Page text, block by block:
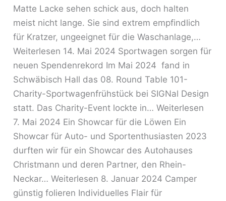
Matte Lacke sehen schick aus, doch halten
meist nicht lange. Sie sind extrem empfindlich
für Kratzer, ungeeignet für die Waschanlage,…
Weiterlesen 14. Mai 2024 Sportwagen sorgen für
neuen Spendenrekord Im Mai 2024 fand in
Schwäbisch Hall das 08. Round Table 101-
Charity-Sportwagenfrühstück bei SIGNal Design
statt. Das Charity-Event lockte in… Weiterlesen
7. Mai 2024 Ein Showcar für die Löwen Ein
Showcar für Auto- und Sportenthusiasten 2023
durften wir für ein Showcar des Autohauses
Christmann und deren Partner, den Rhein-
Neckar… Weiterlesen 8. Januar 2024 Camper
günstig folieren Individuelles Flair für